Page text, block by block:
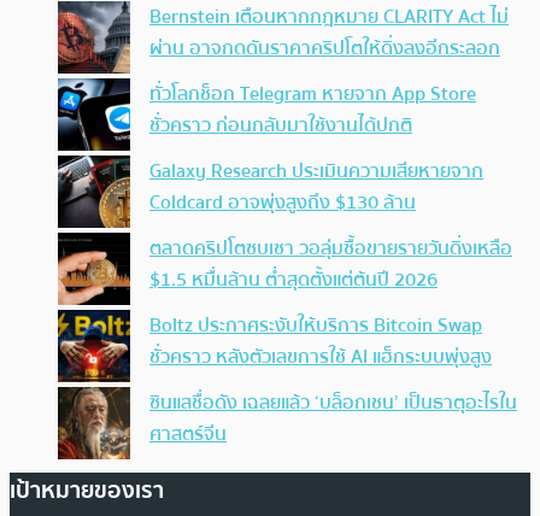
Bernstein เตือนหากกฎหมาย CLARITY Act ไม่
ผ่าน อาจกดดันราคาคริปโตให้ดิ่งลงอีกระลอก
ทั่วโลกช็อก Telegram หายจาก App Store
ชั่วคราว ก่อนกลับมาใช้งานได้ปกติ
Galaxy Research ประเมินความเสียหายจาก
Coldcard อาจพุ่งสูงถึง $130 ล้าน
ตลาดคริปโตซบเซา วอลุ่มซื้อขายรายวันดิ่งเหลือ
$1.5 หมื่นล้าน ต่ำสุดตั้งแต่ต้นปี 2026
Boltz ประกาศระงับให้บริการ Bitcoin Swap
ชั่วคราว หลังตัวเลขการใช้ AI แฮ็กระบบพุ่งสูง
ซินแสชื่อดัง เฉลยแล้ว ‘บล็อกเชน’ เป็นธาตุอะไรใน
ศาสตร์จีน
เป้าหมายของเรา